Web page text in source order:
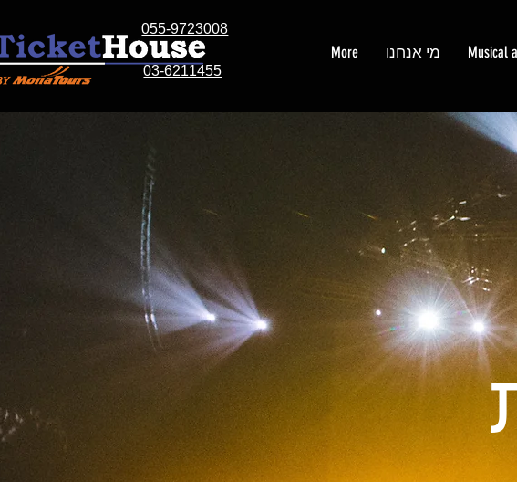
055-9723008
03-6211455
Musical מי אנחנו
More